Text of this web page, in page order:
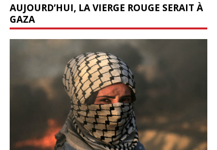
AUJOURD’HUI, LA VIERGE ROUGE SERAIT À
GAZA